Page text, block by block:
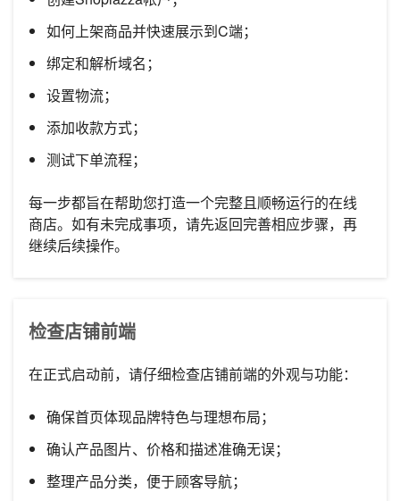
如何上架商品并快速展示到C端；
绑定和解析域名；
设置物流；
添加收款方式；
测试下单流程；
每一步都旨在帮助您打造一个完整且顺畅运行的在线
商店。如有未完成事项，请先返回完善相应步骤，再
继续后续操作。
检查店铺前端
在正式启动前，请仔细检查店铺前端的外观与功能：
确保首页体现品牌特色与理想布局；
确认产品图片、价格和描述准确无误；
整理产品分类，便于顾客导航；